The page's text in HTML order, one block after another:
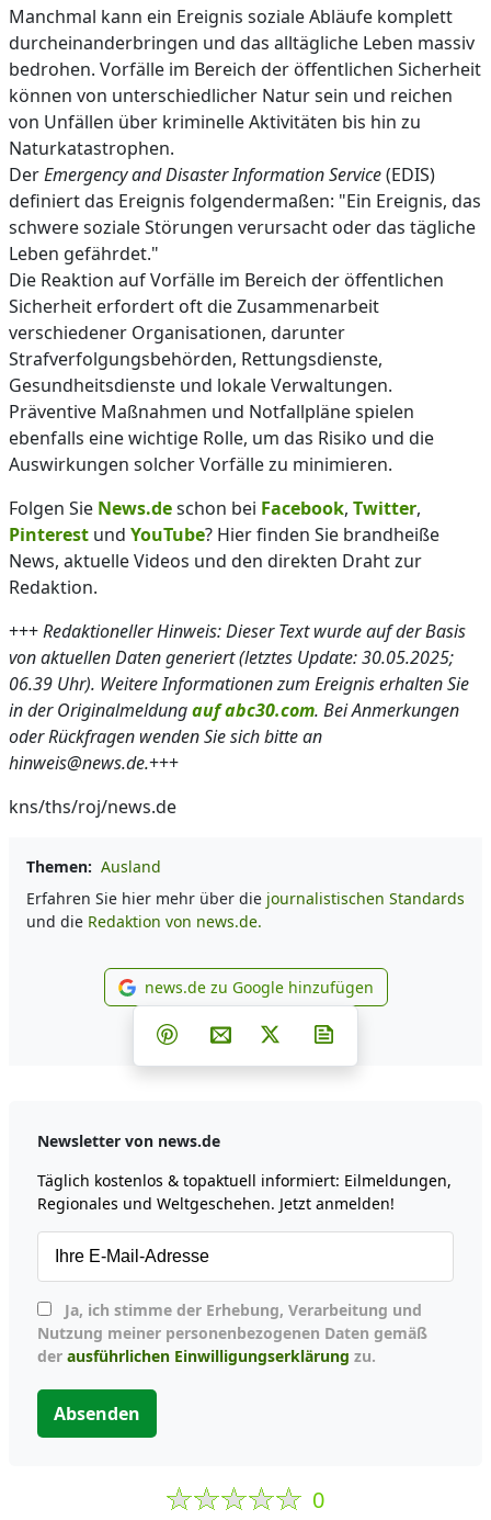
Manchmal kann ein Ereignis soziale Abläufe komplett
durcheinanderbringen und das alltägliche Leben massiv
bedrohen. Vorfälle im Bereich der öffentlichen Sicherheit
können von unterschiedlicher Natur sein und reichen
von Unfällen über kriminelle Aktivitäten bis hin zu
Naturkatastrophen.
DerEmergency and Disaster Information Service(EDIS)
definiert das Ereignis folgendermaßen: "Ein Ereignis, das
schwere soziale Störungen verursacht oder das tägliche
Leben gefährdet."
Die Reaktion auf Vorfälle im Bereich der öffentlichen
Sicherheit erfordert oft die Zusammenarbeit
verschiedener Organisationen, darunter
Strafverfolgungsbehörden, Rettungsdienste,
Gesundheitsdienste und lokale Verwaltungen.
Präventive Maßnahmen und Notfallpläne spielen
ebenfalls eine wichtige Rolle, um das Risiko und die
Auswirkungen solcher Vorfälle zu minimieren.
Folgen Sie News.deschon bei Facebook, Twitter,
Pinterest und YouTube? Hier finden Sie brandheiße
News, aktuelle Videos und den direkten Draht zur
Redaktion.
+++Redaktioneller Hinweis: Dieser Text wurde auf der Basis
von aktuellen Daten generiert (letztes Update: 30.05.2025;
06.39 Uhr). Weitere Informationen zum Ereignis erhalten Sie
in der Originalmeldungauf abc30.com. Bei Anmerkungen
oder Rückfragen wenden Sie sich bitte an
hinweis@news.de.+++
kns/ths/roj/news.de
Themen: Ausland
Erfahren Sie hier mehr über die journalistischen Standards
und die Redaktion von news.de.
news.de zu Google
news.de zu Google hinzufügen
Teilen auf Facebook
Teilen auf Whatsapp
Teilen auf Telegram
Teilen auf Pinterest
Per E-Mail teilen
Post auf X
Newsletter von news.de
Täglich kostenlos & topaktuell informiert: Eilmeldungen,
Regionales und Weltgeschehen. Jetzt anmelden!
Nutzung meiner personenbezogenen Daten gemäß
der ausführlichen Einwilligungserklärung zu.
Absenden
0